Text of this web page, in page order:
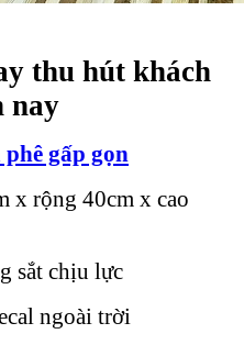
thu hút khách
nay
phê gấp gọn
x rộng 40cm x cao
sắt chịu lực
ngoài trời